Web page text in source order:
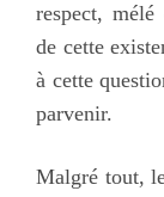
respect,
de cette
à cette
parvenir.
Malgré tout,